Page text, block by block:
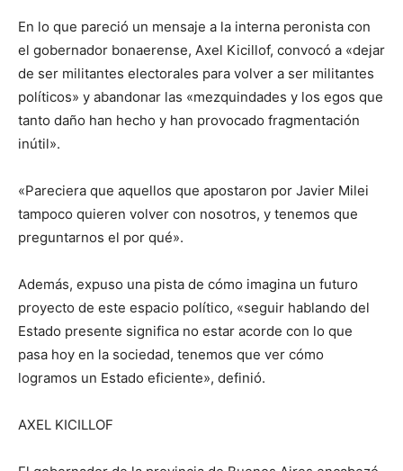
En lo que pareció un mensaje a la interna peronista con
el gobernador bonaerense, Axel Kicillof, convocó a «dejar
de ser militantes electorales para volver a ser militantes
políticos» y abandonar las «mezquindades y los egos que
tanto daño han hecho y han provocado fragmentación
inútil».
«Pareciera que aquellos que apostaron por Javier Milei
tampoco quieren volver con nosotros, y tenemos que
preguntarnos el por qué».
Además, expuso una pista de cómo imagina un futuro
proyecto de este espacio político, «seguir hablando del
Estado presente significa no estar acorde con lo que
pasa hoy en la sociedad, tenemos que ver cómo
logramos un Estado eficiente», definió.
AXEL KICILLOF